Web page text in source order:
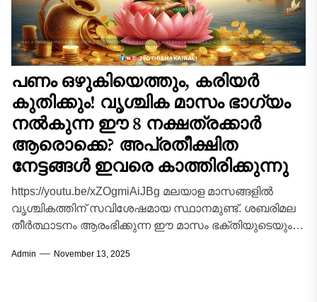
പണം ഒഴുകിയെത്തും, കരിയർ
കുതിക്കും! വൃശ്ചിക മാസം ഭാഗ്യം
നൽകുന്ന ഈ 8 നക്ഷത്രക്കാർ
ആരൊക്കെ? അപ്രതീക്ഷിത
നേട്ടങ്ങൾ ഇവരെ കാത്തിരിക്കുന്നു
https://youtu.be/xZOgmiAiJBg മലയാള മാസങ്ങളിൽ
വൃശ്ചികത്തിന് സവിശേഷമായ സ്ഥാനമുണ്ട്. ശബരിമല
തീർത്ഥാടനം ആരംഭിക്കുന്ന ഈ മാസം ഭക്തിയുടെയും
ആത്മീയ ഉണർവിന് പുറമെ, ജ്യോതിഷപരമായി...
Admin November 13, 2025